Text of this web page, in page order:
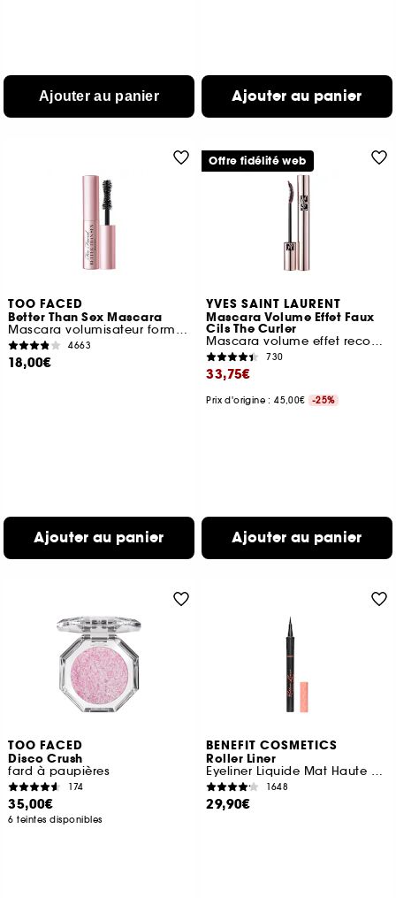
Ajouter au panier Ajouter au panier
TOO FACED
Better Than Sex Mascara
Mascara volumisateur format voyage
4663
18,00€
Ajouter au panier
YVES SAINT LAURENT
Mascara Volume Effet Faux
Cils The Curler
Mascara volume effet recourbe cils
730
33,75€
Prix d'origine : 45,00€ -25%
Ajouter au panier
Offre fidélité web
TOO FACED
Disco Crush
fard à paupières
174
35,00€
6 teintes disponibles
BENEFIT COSMETICS
Roller Liner
Eyeliner Liquide Mat Haute Precision
1648
29,90€